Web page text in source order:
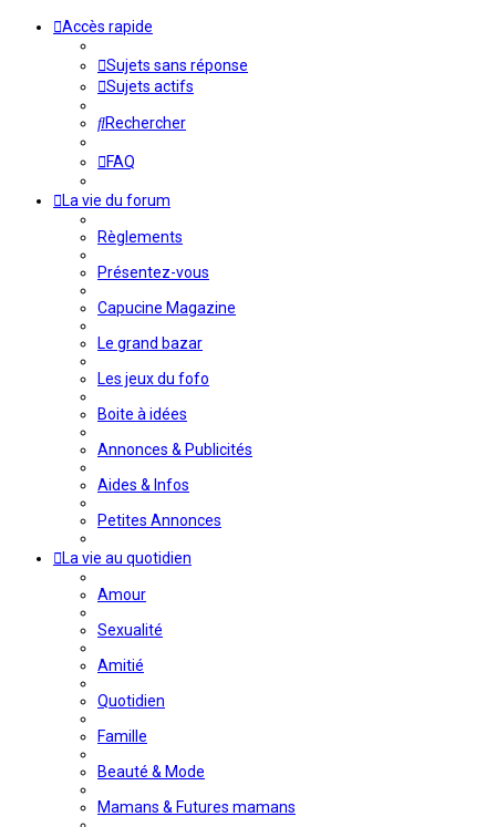
Accès rapide
Sujets sans réponse
Sujets actifs
Rechercher
FAQ
La vie du forum
Règlements
Présentez-vous
Capucine Magazine
Le grand bazar
Les jeux du fofo
Boite à idées
Annonces & Publicités
Aides & Infos
Petites Annonces
La vie au quotidien
Amour
Sexualité
Amitié
Quotidien
Famille
Beauté & Mode
Mamans & Futures mamans